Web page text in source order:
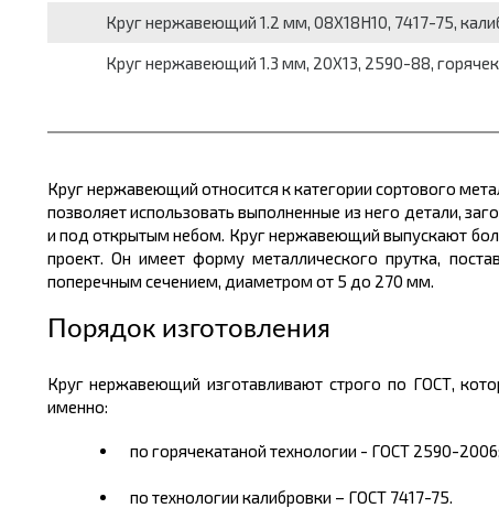
Круг нержавеющий 1.2 мм, 08Х18Н10, 7417-75,
Круг нержавеющий 1.3 мм, 20Х13, 2590-88,
Круг нержавеющий относится к категории сортового
позволяет использовать выполненные из него детали,
и под открытым небом. Круг нержавеющий выпускают
проект. Он имеет формуметаллическогопрутка,
поперечным сечением, диаметром от 5 до 270 мм.
Порядок изготовления
Круг нержавеющий изготавливают строго по ГОСТ,
именно:
по горячекатаной технологии - ГОСТ 2590-2006;
по технологии калибровки – ГОСТ 7417-75.